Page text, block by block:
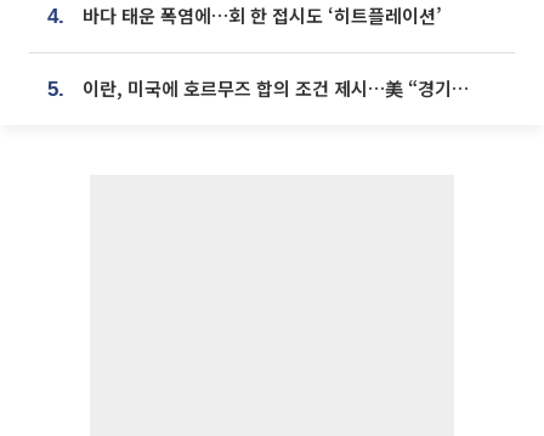
4. 바다 태운 폭염에…회 한 접시도 ‘히트플레이션’
5. 이란, 미국에 호르무즈 합의 조건 제시…美 “경기 아직 안 끝나” [종합]